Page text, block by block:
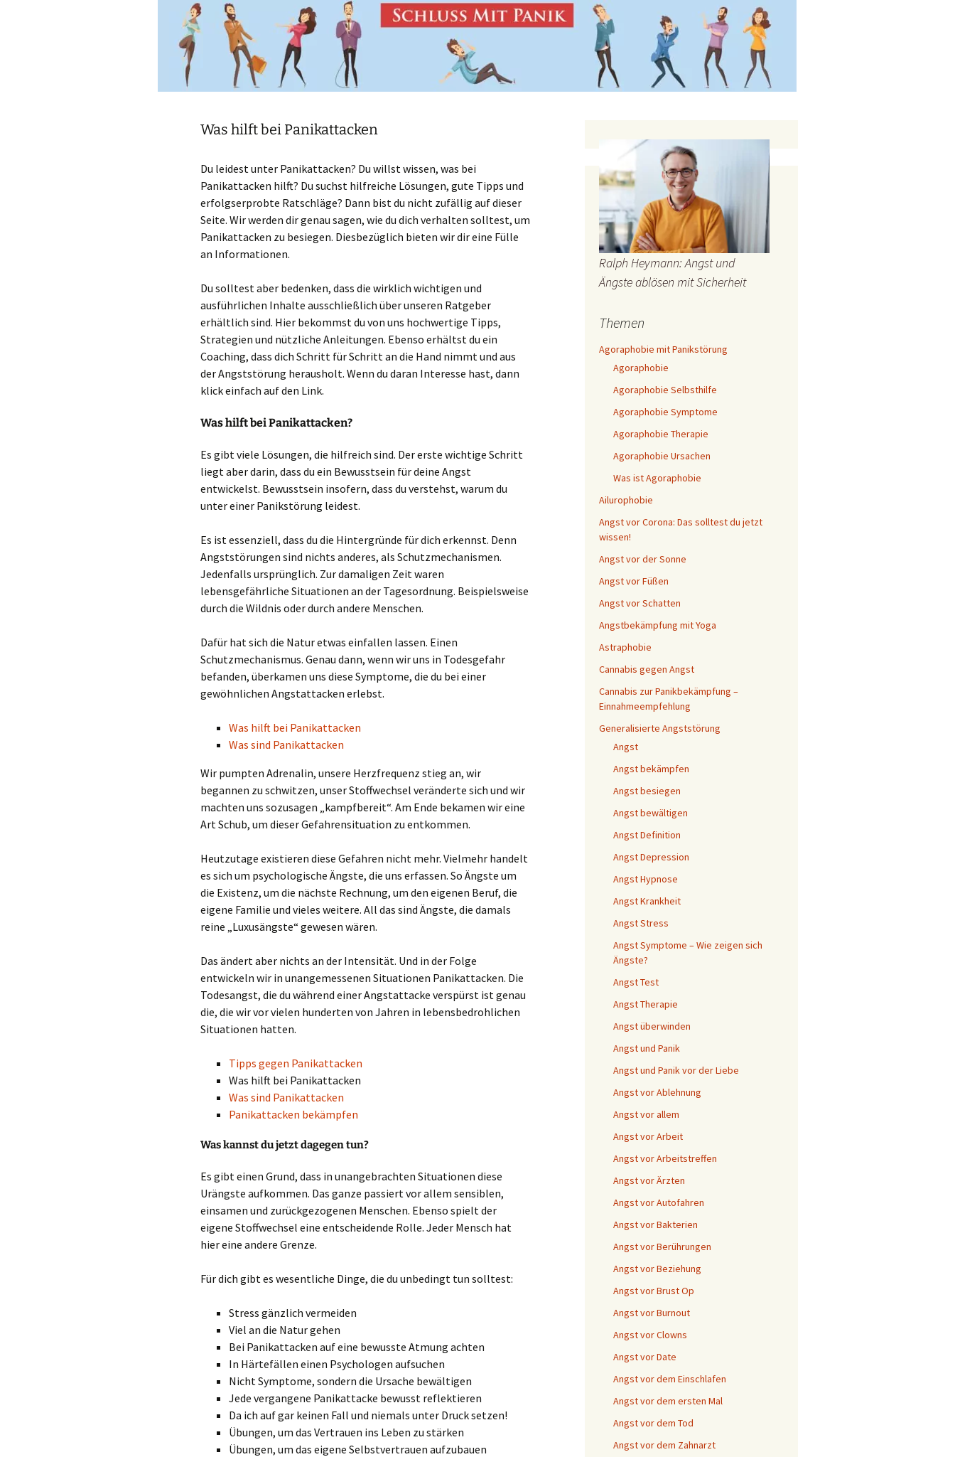
Was hilft bei Panikattacken
Du leidest unter Panikattacken? Du willst wissen, was bei
Panikattacken hilft? Du suchst hilfreiche Lösungen, gute Tipps und
erfolgserprobte Ratschläge? Dann bist du nicht zufällig auf dieser
Seite. Wir werden dir genau sagen, wie du dich verhalten solltest, um
Panikattacken zu besiegen. Diesbezüglich bieten wir dir eine Fülle
an Informationen.
Du solltest aber bedenken, dass die wirklich wichtigen und
ausführlichen Inhalte ausschließlich über unseren Ratgeber
erhältlich sind. Hier bekommst du von uns hochwertige Tipps,
Strategien und nützliche Anleitungen. Ebenso erhältst du ein
Coaching, dass dich Schritt für Schritt an die Hand nimmt und aus
der Angststörung herausholt. Wenn du daran Interesse hast, dann
klick einfach auf den Link.
Was hilft bei Panikattacken?
Es gibt viele Lösungen, die hilfreich sind. Der erste wichtige Schritt
liegt aber darin, dass du ein Bewusstsein für deine Angst
entwickelst. Bewusstsein insofern, dass du verstehst, warum du
unter einer Panikstörung leidest.
Es ist essenziell, dass du die Hintergründe für dich erkennst. Denn
Angststörungen sind nichts anderes, als Schutzmechanismen.
Jedenfalls ursprünglich. Zur damaligen Zeit waren
lebensgefährliche Situationen an der Tagesordnung. Beispielsweise
durch die Wildnis oder durch andere Menschen.
Dafür hat sich die Natur etwas einfallen lassen. Einen
Schutzmechanismus. Genau dann, wenn wir uns in Todesgefahr
befanden, überkamen uns diese Symptome, die du bei einer
gewöhnlichen Angstattacken erlebst.
Was hilft bei Panikattacken
Was sind Panikattacken
Wir pumpten Adrenalin, unsere Herzfrequenz stieg an, wir
begannen zu schwitzen, unser Stoffwechsel veränderte sich und wir
machten uns sozusagen „kampfbereit“. Am Ende bekamen wir eine
Art Schub, um dieser Gefahrensituation zu entkommen.
Heutzutage existieren diese Gefahren nicht mehr. Vielmehr handelt
es sich um psychologische Ängste, die uns erfassen. So Ängste um
die Existenz, um die nächste Rechnung, um den eigenen Beruf, die
eigene Familie und vieles weitere. All das sind Ängste, die damals
reine „Luxusängste“ gewesen wären.
Das ändert aber nichts an der Intensität. Und in der Folge
entwickeln wir in unangemessenen Situationen Panikattacken. Die
Todesangst, die du während einer Angstattacke verspürst ist genau
die, die wir vor vielen hunderten von Jahren in lebensbedrohlichen
Situationen hatten.
Tipps gegen Panikattacken
Was hilft bei Panikattacken
Was sind Panikattacken
Panikattacken bekämpfen
Was kannst du jetzt dagegen tun?
Es gibt einen Grund, dass in unangebrachten Situationen diese
Urängste aufkommen. Das ganze passiert vor allem sensiblen,
einsamen und zurückgezogenen Menschen. Ebenso spielt der
eigene Stoffwechsel eine entscheidende Rolle. Jeder Mensch hat
hier eine andere Grenze.
Für dich gibt es wesentliche Dinge, die du unbedingt tun solltest:
Stress gänzlich vermeiden
Viel an die Natur gehen
Bei Panikattacken auf eine bewusste Atmung achten
In Härtefällen einen Psychologen aufsuchen
Nicht Symptome, sondern die Ursache bewältigen
Jede vergangene Panikattacke bewusst reflektieren
Da ich auf gar keinen Fall und niemals unter Druck setzen!
Übungen, um das Vertrauen ins Leben zu stärken
Übungen, um das eigene Selbstvertrauen aufzubauen
Ralph Heymann: Angst und
Ängste ablösen mit Sicherheit
Themen
Agoraphobie mit Panikstörung
Agoraphobie
Agoraphobie Selbsthilfe
Agoraphobie Symptome
Agoraphobie Therapie
Agoraphobie Ursachen
Was ist Agoraphobie
Ailurophobie
Angst vor Corona: Das solltest du jetzt
wissen!
Angst vor der Sonne
Angst vor Füßen
Angst vor Schatten
Angstbekämpfung mit Yoga
Astraphobie
Cannabis gegen Angst
Cannabis zur Panikbekämpfung –
Einnahmeempfehlung
Generalisierte Angststörung
Angst
Angst bekämpfen
Angst besiegen
Angst bewältigen
Angst Definition
Angst Depression
Angst Hypnose
Angst Krankheit
Angst Stress
Angst Symptome – Wie zeigen sich
Ängste?
Angst Test
Angst Therapie
Angst überwinden
Angst und Panik
Angst und Panik vor der Liebe
Angst vor Ablehnung
Angst vor allem
Angst vor Arbeit
Angst vor Arbeitstreffen
Angst vor Ärzten
Angst vor Autofahren
Angst vor Bakterien
Angst vor Berührungen
Angst vor Beziehung
Angst vor Brust Op
Angst vor Burnout
Angst vor Clowns
Angst vor Date
Angst vor dem Einschlafen
Angst vor dem ersten Mal
Angst vor dem Tod
Angst vor dem Zahnarzt